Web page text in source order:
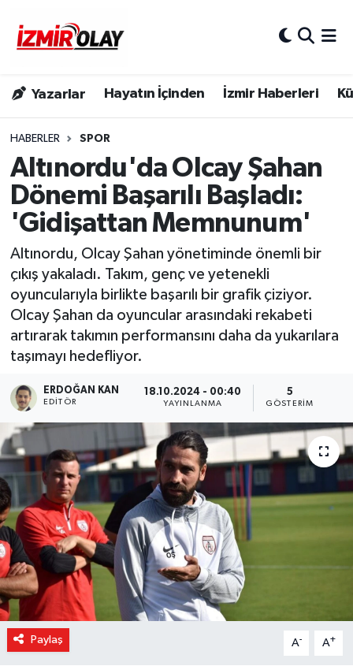
Yazarlar Hayatın İçinden İzmir Haberleri
HABERLER SPOR
Altınordu'da Olcay Şahan
Dönemi Başarılı Başladı:
'Gidişattan Memnunum'
Altınordu, Olcay Şahan yönetiminde önemli bir
çıkış yakaladı. Takım, genç ve yetenekli
oyuncularıyla birlikte başarılı bir grafik çiziyor.
Olcay Şahan da oyuncular arasındaki rekabeti
artırarak takımın performansını daha da yukarılara
taşımayı hedefliyor.
ERDOĞAN KAN
EDITÖR
18.10.2024 - 00:40
YAYINLANMA
5
GÖSTERIM
Paylaş A- A+
Konak Trafik Yoğunluk Haritası
Süper Lig Puan Durumu ve Fikstür
Tüm Manşetler
Son Dakika Haberleri
Haber Arşivi